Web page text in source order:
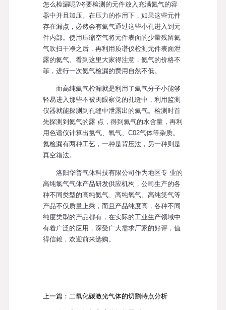
怎么检漏呢?将要检测的元件放入充满氦气的容
器中并且加压。在压力的作用下，如果这些元件
存在漏点，必然会有氦气通过这些小孔进入到元
件内部。使用压缩空气将元件表面的少量残留氦
气吹扫干净之后，再利用质谱仪检测元件表面泄
露的氦气。看到这里大家得注意，氦气的价格不
菲，进行一次氦气检漏的费用自然不低。
而高纯氦气检漏就是利用了氦气分子小能够
轻易进入那些不被肉眼察觉的孔缝中，利用监测
仪器就能探测到孔缝中泄露出的氦气。检测时首
先探测到氦气的露 点，得到氦气的水含量，再利
用色谱仪计算出氢气、氧气、C02气体等杂质。
氦检漏有两种工艺，一种是背压法，另一种则是
真空箱法。
洛阳华普气体科技有限公司作为地区专 业的
高纯氯气气体产品研发供应机构，公司生产的各
种不同类型的高纯氦气、高纯氧气、高纯笑气等
产品不仅质量上乘，而且产品纯度高，各种不同
纯度类型的产品都有，在实际的工业生产领域中
有着广泛的应用，深受广大需求厂家的好评，值
得信赖，欢迎前来选购。
上一篇：二氧化碳激光气体的切割特点分析